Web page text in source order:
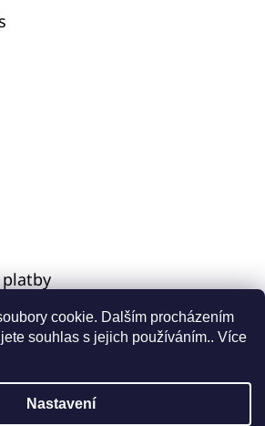
cookie. Dalším procházením
souhlas s jejich používáním.. Více
Nastavení
Vytvořil Shoptet